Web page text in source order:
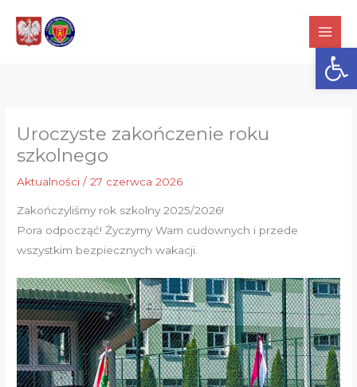
treści
Uroczyste zakończenie roku
szkolnego
Aktualności /27 czerwca 2026
Zakończyliśmy rok szkolny 2025/2026!
Pora odpocząć! Życzymy Wam cudownych i przede
wszystkim bezpiecznych wakacji.